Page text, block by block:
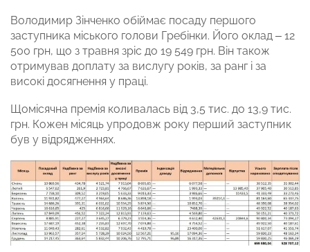
Володимир Зінченко обіймає посаду першого
заступника міського голови Гребінки. Його оклад – 12
500 грн, що з травня зріс до 19 549 грн. Він також
отримував доплату за вислугу років, за ранг і за
високі досягнення у праці.
Щомісячна премія коливалась від 3,5 тис. до 13,9 тис.
грн. Кожен місяць упродовж року перший заступник
був у відрядженнях.